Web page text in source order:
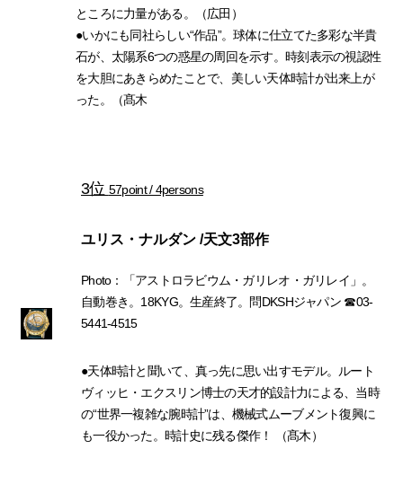
ところに力量がある。（広田）
●いかにも同社らしい“作品”。球体に仕立てた多彩な半貴
石が、太陽系6つの惑星の周回を示す。時刻表示の視認性
を大胆にあきらめたことで、美しい天体時計が出来上が
った。（髙木
3位 57point / 4persons
ユリス・ナルダン /天文3部作
Photo：「アストロラビウム・ガリレオ・ガリレイ」。
自動巻き。18KYG。生産終了。問DKSHジャパン ☎03-
5441-4515
●天体時計と聞いて、真っ先に思い出すモデル。ルート
ヴィッヒ・エクスリン博士の天才的設計力による、当時
の“世界一複雑な腕時計”は、機械式ムーブメント復興に
も一役かった。時計史に残る傑作！ （髙木）